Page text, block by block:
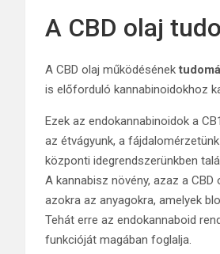
A CBD olaj
A CBD olaj működésének
is előforduló kannabinoidokhoz
Ezek az endokannabinoidok a
az étvágyunk, a
központi idegrendszerünkben
A kannabisz növény, azaz a
azokra az anyagokra, amelyek
Tehát erre az endokannaboid
funkcióját magában foglalja.